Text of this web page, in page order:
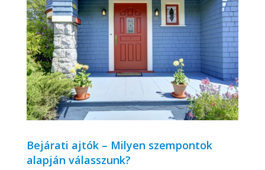
Bejárati ajtók – Milyen szempontok
alapján válasszunk?